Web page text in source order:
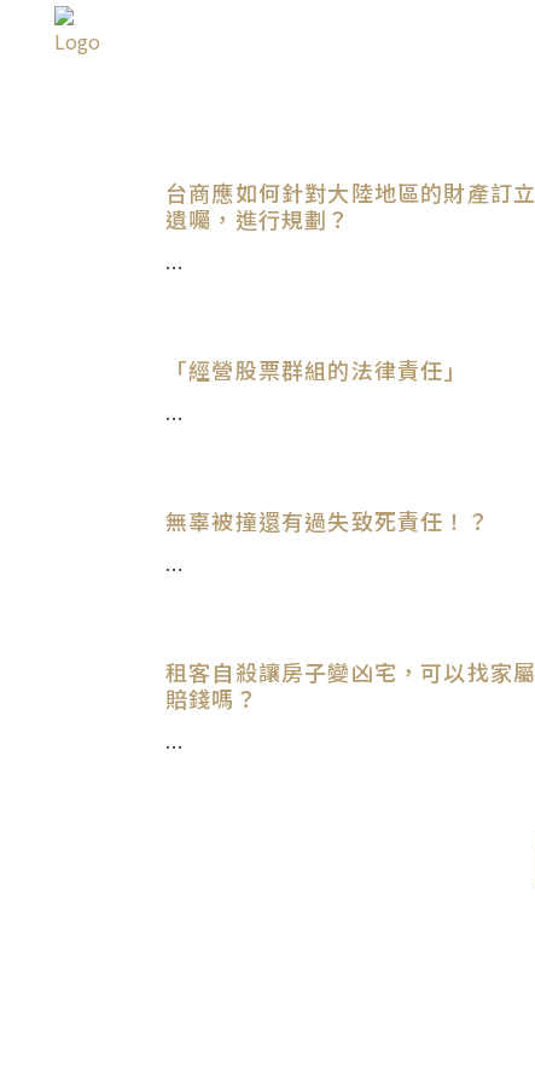
台商應如何針對大陸地區的財產訂立
遺囑，進行規劃？
...
「經營股票群組的法律責任」
...
無辜被撞還有過失致死責任！？
...
租客自殺讓房子變凶宅，可以找家屬
賠錢嗎？
...